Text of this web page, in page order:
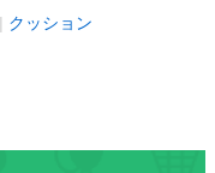
クッション